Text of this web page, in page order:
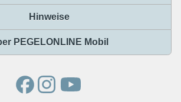
Hinweise
PEGELONLINE Mobil